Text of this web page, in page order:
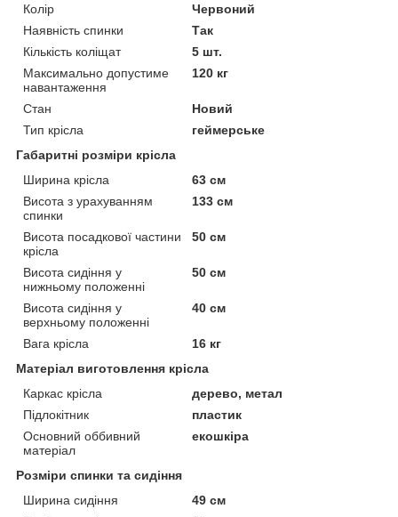
Колір
Червоний
Наявність спинки
Так
Кількість коліщат
5 шт.
Максимально допустиме
навантаження
120 кг
Стан
Новий
Тип крісла
геймерське
Габаритні розміри крісла
Ширина крісла
63 см
Висота з урахуванням
спинки
133 см
Висота посадкової частини
крісла
50 см
Висота сидіння у
нижньому положенні
50 см
Висота сидіння у
верхньому положенні
40 см
Вага крісла
16 кг
Матеріал виготовлення крісла
Каркас крісла
дерево, метал
Підлокітник
пластик
Основний оббивний
матеріал
екошкіра
Розміри спинки та сидіння
Ширина сидіння
49 см